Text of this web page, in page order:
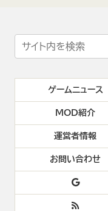
ゲームニュース
MOD紹介
運営者情報
お問い合わせ